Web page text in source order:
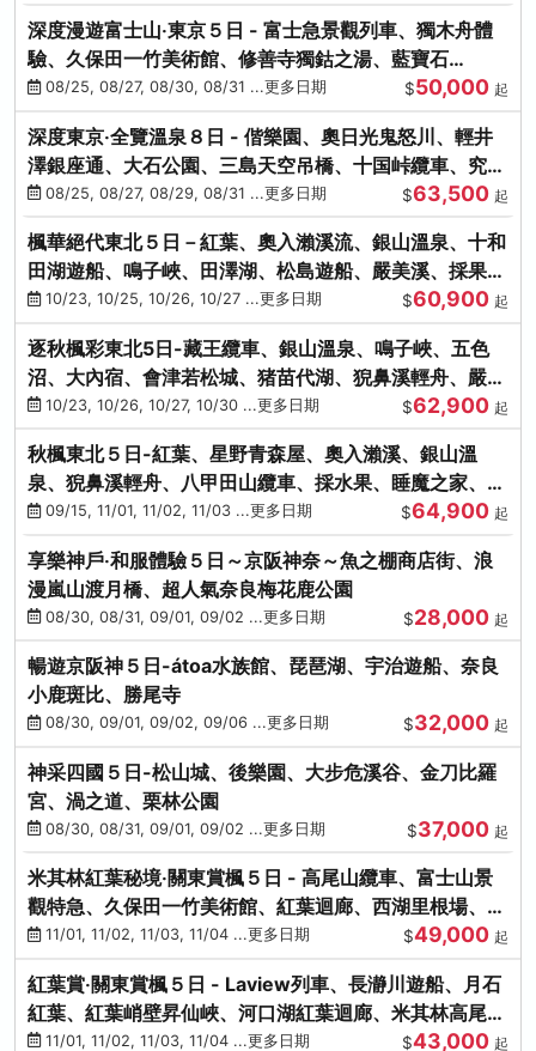
深度漫遊富士山‧東京５日 - 富士急景觀列車、獨木舟體
驗、久保田一竹美術館、修善寺獨鈷之湯、藍寶石
SAPHIR踴子號
08/25, 08/27, 08/30, 08/31 ...更多日期 $50,000 起
深度東京‧全覽溫泉８日 - 偕樂園、奧日光鬼怒川、輕井
澤銀座通、大石公園、三島天空吊橋、十国峠纜車、究極
海鮮食べ放題
08/25, 08/27, 08/29, 08/31 ...更多日期 $63,500 起
楓華絕代東北５日－紅葉、奧入瀨溪流、銀山溫泉、十和
田湖遊船、鳴子峽、田澤湖、松島遊船、嚴美溪、採果烤
牡蠣10/23, 10/25, 10/26, 10/27 ...更多日期 $60,900 起
逐秋楓彩東北5日-藏王纜車、銀山溫泉、鳴子峽、五色
沼、大內宿、會津若松城、猪苗代湖、猊鼻溪輕舟、嚴美
溪、松島海灣遊船
10/23, 10/26, 10/27, 10/30 ...更多日期 $62,900 起
秋楓東北５日-紅葉、星野青森屋、奧入瀨溪、銀山溫
泉、猊鼻溪輕舟、八甲田山纜車、採水果、睡魔之家、法
式料理(不進免稅店)
09/15, 11/01, 11/02, 11/03 ...更多日期 $64,900 起
享樂神戶‧和服體驗５日～京阪神奈～魚之棚商店街、浪
漫嵐山渡月橋、超人氣奈良梅花鹿公園
08/30, 08/31, 09/01, 09/02 ...更多日期 $28,000 起
暢遊京阪神５日-átoa水族館、琵琶湖、宇治遊船、奈良
小鹿斑比、勝尾寺
08/30, 09/01, 09/02, 09/06 ...更多日期 $32,000 起
神采四國５日-松山城、後樂園、大步危溪谷、金刀比羅
宮、渦之道、栗林公園
08/30, 08/31, 09/01, 09/02 ...更多日期 $37,000 起
米其林紅葉秘境‧關東賞楓５日 - 高尾山纜車、富士山景
觀特急、久保田一竹美術館、紅葉迴廊、西湖里根場、銀
杏大道
11/01, 11/02, 11/03, 11/04 ...更多日期 $49,000 起
紅葉賞‧關東賞楓５日 - Laview列車、長瀞川遊船、月石
紅葉、紅葉峭壁昇仙峽、河口湖紅葉迴廊、米其林高尾
山、海鮮盛宴
11/01, 11/02, 11/03, 11/04 ...更多日期 $43,000 起